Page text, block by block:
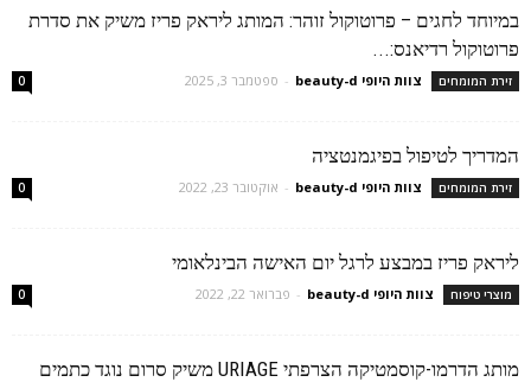
במיוחד לחגים – פרוטוקול זוהר: המותג ליראק פריז משיק את סדרת
פרוטוקול רדיאנס:...
זירת המומחים צוות היופי beauty-d - ספטמבר 3, 2025 0
המדריך לטיפול בפיגמנטציה
זירת המומחים צוות היופי beauty-d - אוקטובר 23, 2022 0
ליראק פריז במבצע לרגל יום האישה הבינלאומי
מוצרי טיפוח צוות היופי beauty-d - פברואר 22, 2022 0
מותג הדרמו-קוסמטיקה הצרפתי URIAGE משיק סרום נוגד כתמים